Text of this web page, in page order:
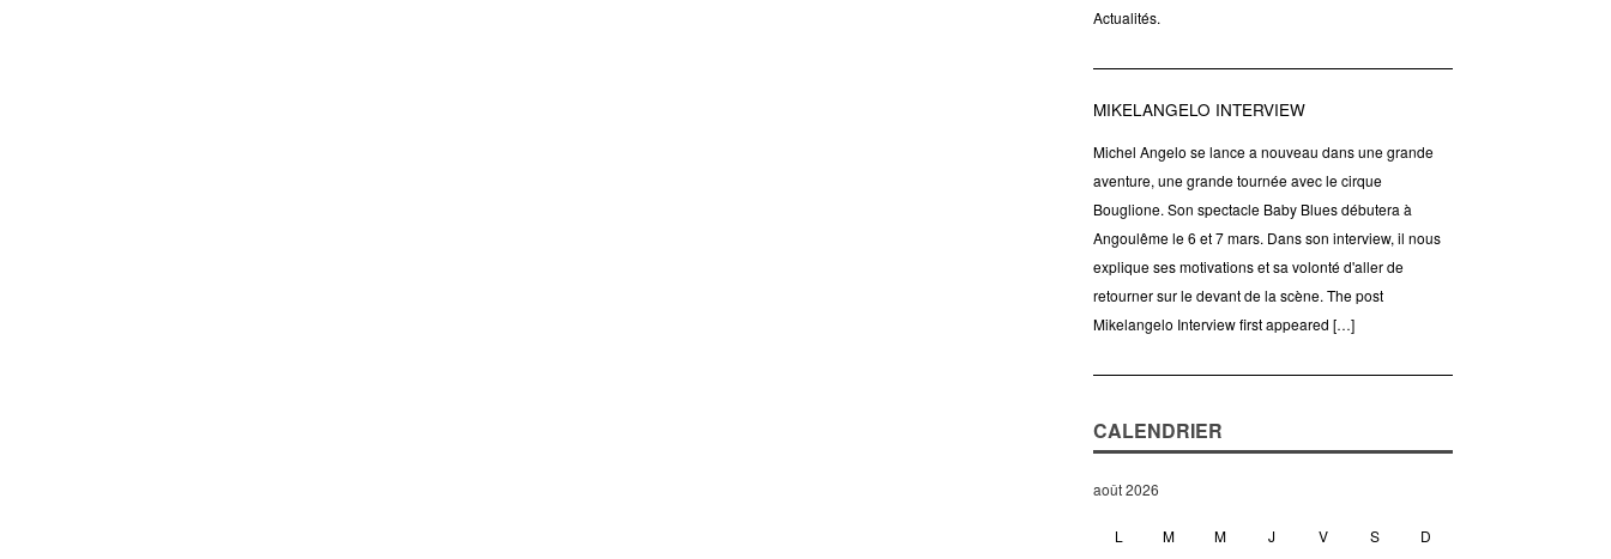
Actualités.
MIKELANGELO INTERVIEW
Michel Angelo se lance a nouveau dans une grande
aventure, une grande tournée avec le cirque
Bouglione. Son spectacle Baby Blues débutera à
Angoulême le 6 et 7 mars. Dans son interview, il nous
explique ses motivations et sa volonté d'aller de
retourner sur le devant de la scène. The post
Mikelangelo Interview first appeared […]
CALENDRIER
août 2026
L M M J V S D